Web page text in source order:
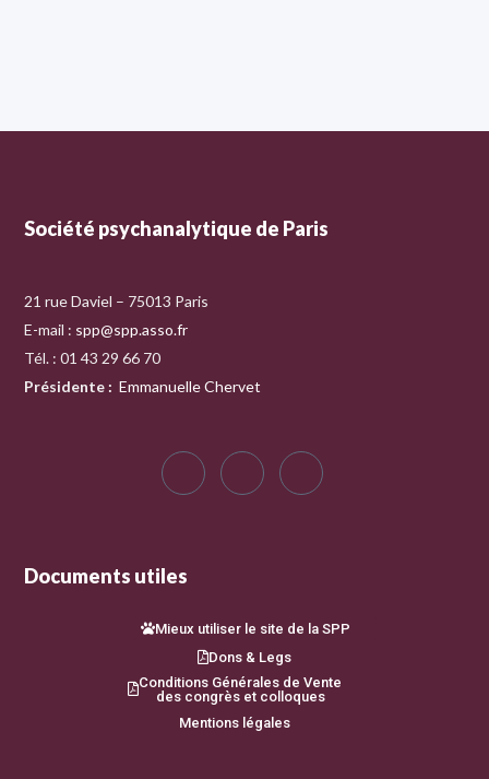
Société psychanalytique de Paris
21 rue Daviel – 75013 Paris
E-mail : spp@spp.asso.fr
Tél. : 01 43 29 66 70
Présidente : Emmanuelle Chervet
Documents utiles
Mieux utiliser le site de la SPP
Dons & Legs
Conditions Générales de Vente
des congrès et colloques
Mentions légales